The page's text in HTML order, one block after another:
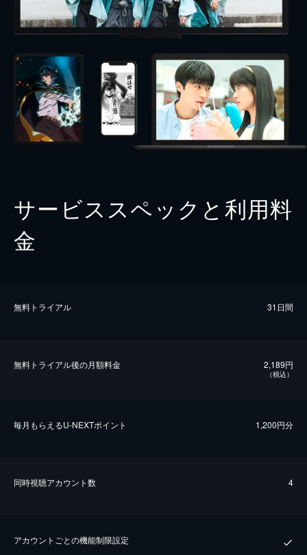
サービススペックと利用料
金
無料トライアル 31日間
無料トライアル後の⽉額料金 2,189円
（税込）
毎⽉もらえるU-NEXTポイント 1,200円分
同時視聴アカウント数 4
アカウントごとの機能制限設定